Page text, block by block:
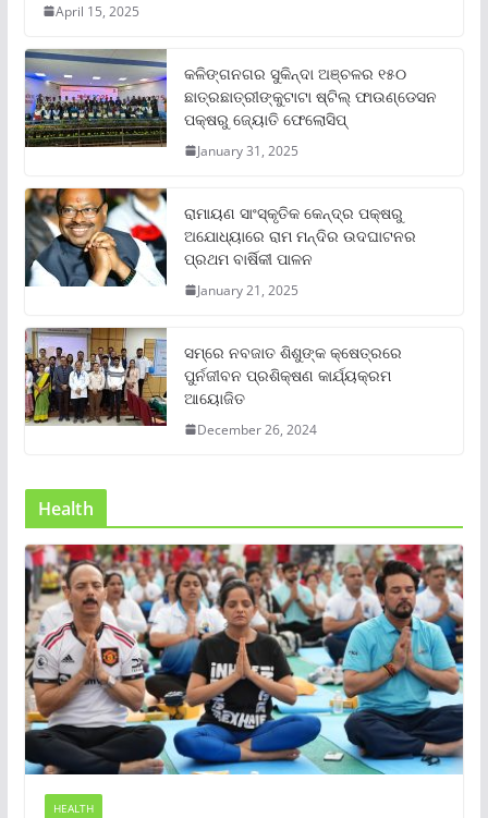
April 15, 2025
କଳିଙ୍ଗନଗର ସୁକିନ୍ଦା ଅଞ୍ଚଳର ୧୫୦
ଛାତ୍ରଛାତ୍ରୀଙ୍କୁଟାଟା ଷ୍ଟିଲ୍ ଫାଉଣ୍ଡେସନ
ପକ୍ଷରୁ ଜ୍ୟୋତି ଫେଲୋସିପ୍‌
January 31, 2025
ରାମାୟଣ ସାଂସ୍କୃତିକ କେନ୍ଦ୍ର ପକ୍ଷରୁ
ଅଯୋଧ୍ୟାରେ ରାମ ମନ୍ଦିର ଉଦଘାଟନର
ପ୍ରଥମ ବାର୍ଷିକୀ ପାଳନ
January 21, 2025
ସମ୍‌ରେ ନବଜାତ ଶିଶୁଙ୍କ କ୍ଷେତ୍ରରେ
ପୁର୍ନଜୀବନ ପ୍ରଶିକ୍ଷଣ କାର୍ଯ୍ୟକ୍ରମ
ଆୟୋଜିତ
December 26, 2024
Health
HEALTH